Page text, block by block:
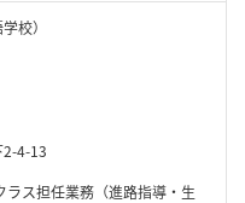
校）
4-13
ラス担任業務（進路指導・生